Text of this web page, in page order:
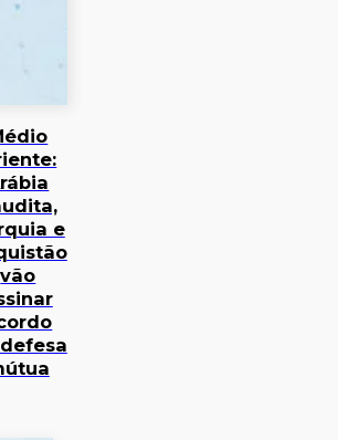
e
vão